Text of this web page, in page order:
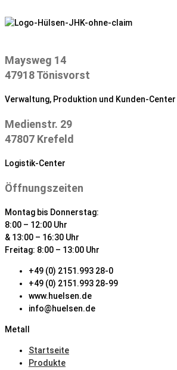
Inhalt
Maysweg 14
47918 Tönisvorst
Verwaltung, Produktion und Kunden-Center
Medienstr. 29
47807 Krefeld
Logistik-Center
Öffnungszeiten
Montag bis Donnerstag:
8:00 – 12:00 Uhr
& 13:00 – 16:30 Uhr
Freitag: 8:00 – 13:00 Uhr
+49 (0) 2151.993 28-0
+49 (0) 2151.993 28-99
www.huelsen.de
info@huelsen.de
Metall
Startseite
Produkte